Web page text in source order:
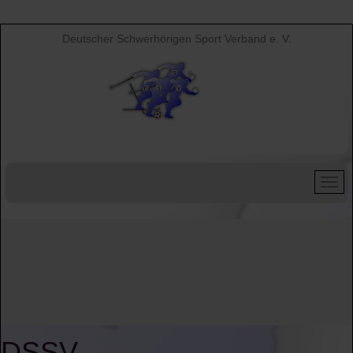
Deutscher Schwerhörigen Sport Verband e. V.